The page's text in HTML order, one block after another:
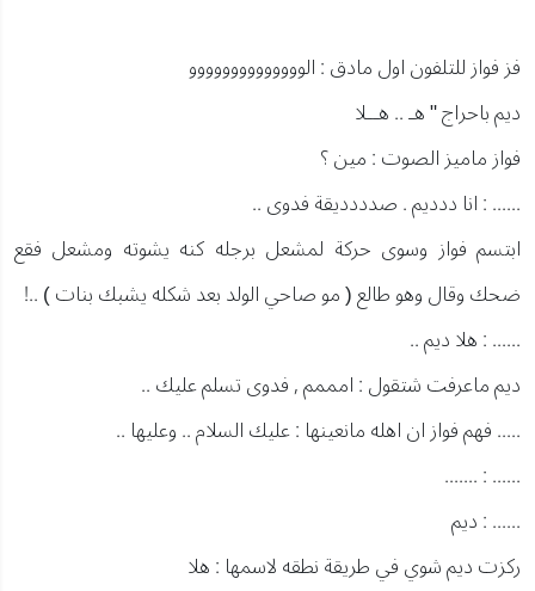
فز فواز للتلفون اول مادق : الوووووووووووووو
ديم باحراج " هـ .. هــلا
فواز ماميز الصوت : مين ؟
...... : انا ددديم . صدددديقة فدوى ..
ابتسم فواز وسوى حركة لمشعل برجله كنه يشوته ومشعل فقع
ضحك وقال وهو طالع ( مو صاحي الولد بعد شكله يشبك بنات ) ..!
...... : هلا ديم ..
ديم ماعرفت شتقول : امممم , فدوى تسلم عليك ..
..... فهم فواز ان اهله مانعينها : عليك السلام .. وعليها ..
...... : .......
...... : ديم
ركزت ديم شوي في طريقة نطقه لاسمها : هلا